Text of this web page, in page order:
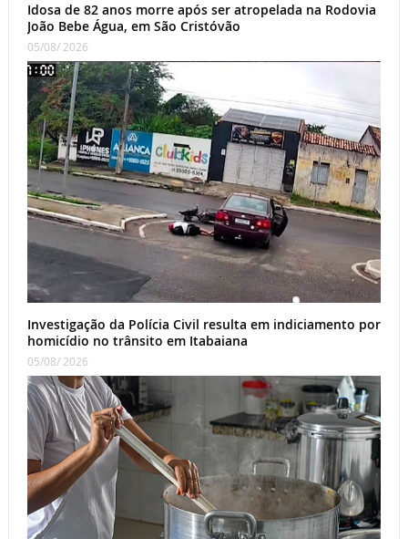
Idosa de 82 anos morre após ser atropelada na Rodovia
João Bebe Água, em São Cristóvão
05/08/ 2026
Investigação da Polícia Civil resulta em indiciamento por
homicídio no trânsito em Itabaiana
05/08/ 2026